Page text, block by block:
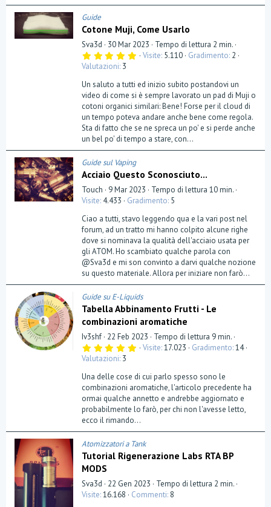
Guide
Cotone Muji, Come Usarlo
Sva3d 30 Mar 2023
Tempo di lettura 2 min.
5
s
e
l
l
a
(
e
)
Visite 5.110 Gradimento 2
Valutazioni 3
Un saluto a tutti ed inizio subito postandovi un
video di come si è sempre lavorato un pad di Muji o
cotoni organici similari: Bene! Forse per il cloud di
un tempo poteva andare anche bene come regola.
Sta di fatto che se ne spreca un po' e si perde anche
un bel po' di tempo a stare, con...
Guide sul Vaping
Acciaio Questo Sconosciuto...
Touch 9 Mar 2023
Tempo di lettura 10 min.
Visite 4.433 Gradimento 5
Ciao a tutti, stavo leggendo qua e la vari post nel
forum, ad un tratto mi hanno colpito alcune righe
dove si nominava la qualità dell'acciaio usata per
gli ATOM. Ho scambiato qualche parola con
@Sva3d e mi son convinto a darvi qualche nozione
su questo materiale. Allora per iniziare non farò...
Guide su E-Liquids
Tabella Abbinamento Frutti - Le
combinazioni aromatiche
Iv3shf 22 Feb 2023
Tempo di lettura 9 min.
5
0
s
t
e
l
l
(
e
)
Visite 17.023 Gradimento 14
Valutazioni 3
Una delle cose di cui parlo spesso sono le
combinazioni aromatiche, l'articolo precedente ha
ormai qualche annetto e andrebbe aggiornato e
probabilmente lo farò, per chi non l'avesse letto,
ecco il rimando...
Atomizzatori a Tank
Tutorial Rigenerazione Labs RTA BP
MODS
Sva3d 22 Gen 2023
Tempo di lettura 2 min.
Visite 16.168 Commenti 8